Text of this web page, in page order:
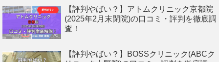
【評判やばい？】アトムクリニック京都院
(2025年2月末閉院)の口コミ・評判を徹底調
査！
【評判やばい？】BOSSクリニック(ABCク